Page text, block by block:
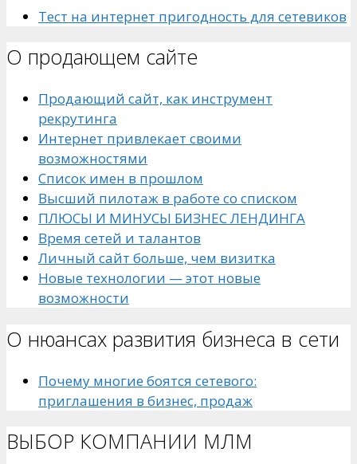
Тест на интернет пригодность для сетевиков
О продающем сайте
Продающий сайт, как инструмент
рекрутинга
Интернет привлекает своими
возможностями
Список имен в прошлом
Высший пилотаж в работе со списком
ПЛЮСЫ И МИНУСЫ БИЗНЕС ЛЕНДИНГА
Время сетей и талантов
Личный сайт больше, чем визитка
Новые технологии — этот новые
возможности
О нюансах развития бизнеса в сети
Почему многие боятся сетевого:
приглашения в бизнес, продаж
ВЫБОР КОМПАНИИ МЛМ